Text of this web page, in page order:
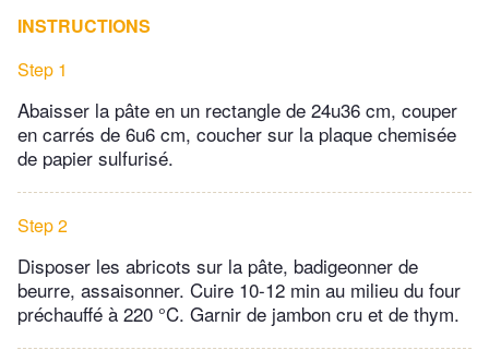
INSTRUCTIONS
Step 1
Abaisser la pâte en un rectangle de 24u36 cm, couper
en carrés de 6u6 cm, coucher sur la plaque chemisée
de papier sulfurisé.
Step 2
Disposer les abricots sur la pâte, badigeonner de
beurre, assaisonner. Cuire 10-12 min au milieu du four
préchauffé à 220 °C. Garnir de jambon cru et de thym.